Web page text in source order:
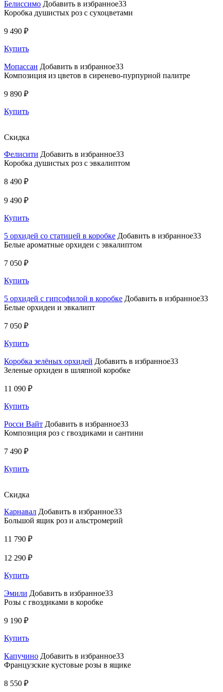
Белиссимо Добавить в избранное33
Коробка душистых роз с сухоцветами
9 490 ₽
Купить
Мопассан Добавить в избранное33
Композиция из цветов в сиренево-пурпурной палитре
9 890 ₽
Купить
Скидка
Фелисити Добавить в избранное33
Коробка душистых роз с эвкалиптом
8 490 ₽
9 490 ₽
Купить
5 орхидей со статицей в коробке Добавить в избранное33
Белые ароматные орхидеи с эвкалиптом
7 050 ₽
Купить
5 орхидей с гипсофилой в коробке Добавить в избранное33
Белые орхидеи и эвкалипт
7 050 ₽
Купить
Коробка зелёных орхидей Добавить в избранное33
Зеленые орхидеи в шляпной коробке
11 090 ₽
Купить
Росси Вайт Добавить в избранное33
Композиция роз с гвоздиками и сантини
7 490 ₽
Купить
Скидка
Карнавал Добавить в избранное33
Большой ящик роз и альстромерий
11 790 ₽
12 290 ₽
Купить
Эмили Добавить в избранное33
Розы с гвоздиками в коробке
9 190 ₽
Купить
Капучино Добавить в избранное33
Французские кустовые розы в ящике
8 550 ₽